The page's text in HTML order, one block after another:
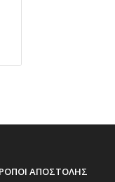
ΑΠΟΣΤΟΛΗΣ